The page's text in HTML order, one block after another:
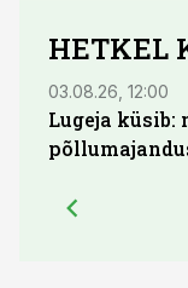
HETKEL
03.08.26, 12:00
Lugeja küsib: